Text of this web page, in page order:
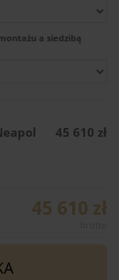
a siedzibą
45 610 zł
45 610 zł